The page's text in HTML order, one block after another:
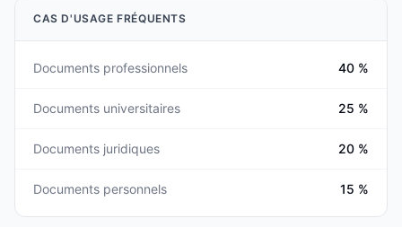
CAS D'USAGE FRÉQUENTS
Documents professionnels 40 %
Documents universitaires 25 %
Documents juridiques 20 %
Documents personnels 15 %